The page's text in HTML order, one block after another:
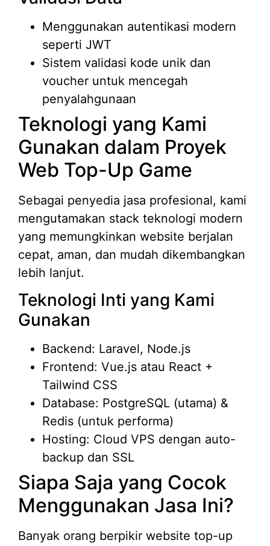
Menggunakan autentikasi modern
seperti JWT
Sistem validasi kode unik dan
voucher untuk mencegah
penyalahgunaan
Teknologi yang Kami
Gunakan dalam Proyek
Web Top-Up Game
Sebagai penyedia jasa profesional, kami
mengutamakan stack teknologi modern
yang memungkinkan website berjalan
cepat, aman, dan mudah dikembangkan
lebih lanjut.
Teknologi Inti yang Kami
Gunakan
Backend: Laravel, Node.js
Frontend: Vue.js atau React +
Tailwind CSS
Database: PostgreSQL (utama) &
Redis (untuk performa)
Hosting: Cloud VPS dengan auto-
backup dan SSL
Siapa Saja yang Cocok
Menggunakan Jasa Ini?
Banyak orang berpikir website top-up